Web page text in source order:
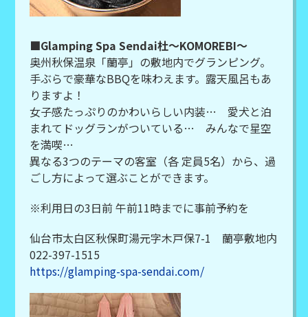
■Glamping Spa Sendai杜～KOMOREBI～
奥州秋保温泉「蘭亭」の敷地内でグランピング。
手ぶらで豪華なBBQを味わえます。露天風呂もあ
りますよ！
女子感たっぷりのかわいらしい内装… 愛犬と泊
まれてドッグランがついている… みんなで星空
を満喫…
異なる3つのテーマの客室（各 定員5名）から、過
ごし方によって選ぶことができます。
※利用日の3日前 午前11時までに事前予約を
仙台市太白区秋保町湯元字木戸保7-1 蘭亭敷地内
022-397-1515
https://glamping-spa-sendai.com/